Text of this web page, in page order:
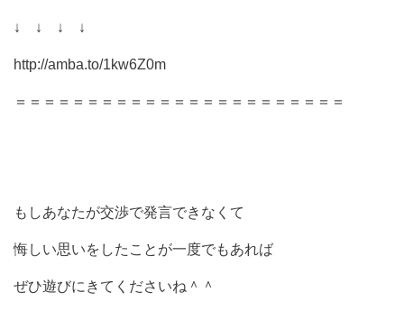
↓ ↓ ↓ ↓
http://amba.to/1kw6Z0m
＝＝＝＝＝＝＝＝＝＝＝＝＝＝＝＝＝＝＝＝＝＝＝
もしあなたが交渉で発言できなくて
悔しい思いをしたことが一度でもあれば
ぜひ遊びにきてくださいね＾＾